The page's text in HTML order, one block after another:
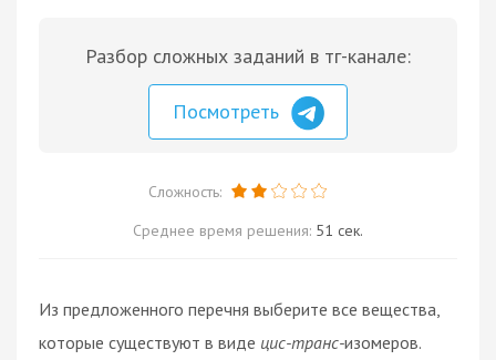
Разбор сложных заданий в тг-канале:
Посмотреть
Сложность:
Среднее время решения: 51 сек.
Из предложенного перечня выберите все вещества,
которые существуют в виде цис-транс-изомеров.